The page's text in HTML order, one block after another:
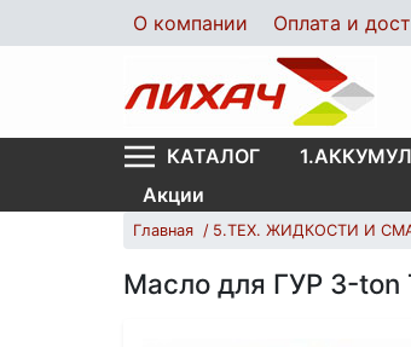
О компании Оплата и
КАТАЛОГ
Акции
Главная 5.ТЕХ. ЖИДКОСТИ И
Масло для ГУР 3-ton